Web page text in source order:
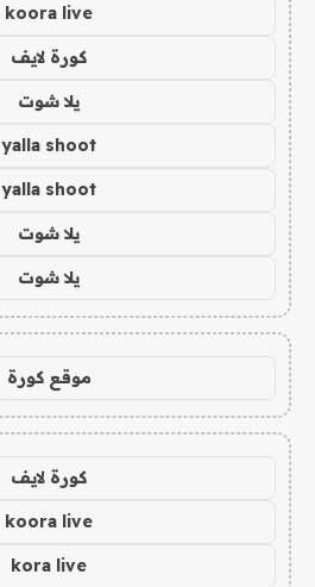
koora live
كورة لايف
يلا شوت
yalla shoot
yalla shoot
يلا شوت
يلا شوت
موقع كورة
كورة لايف
koora live
kora live